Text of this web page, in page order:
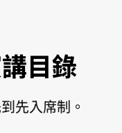
目錄
先入席制。